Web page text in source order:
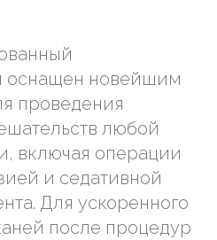
оснащен новейшим
проведения
любой
включая операции
и седативной
Для ускоренного
после процедур